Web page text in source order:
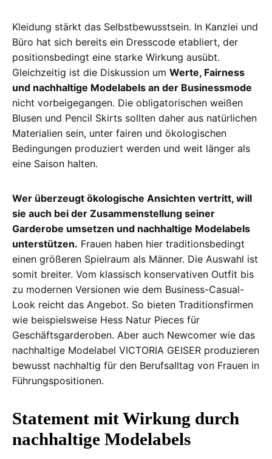
Kleidung stärkt das Selbstbewusstsein. In Kanzlei und
Büro hat sich bereits ein Dresscode etabliert, der
positionsbedingt eine starke Wirkung ausübt.
Gleichzeitig ist die Diskussion um Werte, Fairness
und nachhaltige Modelabels an der Businessmode
nicht vorbeigegangen. Die obligatorischen weißen
Blusen und Pencil Skirts sollten daher aus natürlichen
Materialien sein, unter fairen und ökologischen
Bedingungen produziert werden und weit länger als
eine Saison halten.
Wer überzeugt ökologische Ansichten vertritt, will
sie auch bei der Zusammenstellung seiner
Garderobe umsetzen und nachhaltige Modelabels
unterstützen. Frauen haben hier traditionsbedingt
einen größeren Spielraum als Männer. Die Auswahl ist
somit breiter. Vom klassisch konservativen Outfit bis
zu modernen Versionen wie dem Business-Casual-
Look reicht das Angebot. So bieten Traditionsfirmen
wie beispielsweise Hess Natur Pieces für
Geschäftsgarderoben. Aber auch Newcomer wie das
nachhaltige Modelabel VICTORIA GEISER produzieren
bewusst nachhaltig für den Berufsalltag von Frauen in
Führungspositionen.
Statement mit Wirkung durch
nachhaltige Modelabels